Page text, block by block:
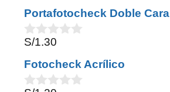
u
t
o
f
5
Portafotocheck Doble Cara
0
u
t
o
S/1.30
Fotocheck Acrílico